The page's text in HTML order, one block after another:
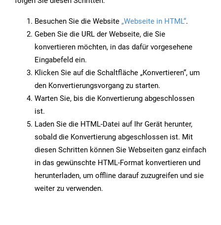
Besuchen Sie die Website „Webseite in HTML“.
Geben Sie die URL der Webseite, die Sie
konvertieren möchten, in das dafür vorgesehene
Eingabefeld ein.
Klicken Sie auf die Schaltfläche „Konvertieren“, um
den Konvertierungsvorgang zu starten.
Warten Sie, bis die Konvertierung abgeschlossen
ist.
Laden Sie die HTML-Datei auf Ihr Gerät herunter,
sobald die Konvertierung abgeschlossen ist. Mit
diesen Schritten können Sie Webseiten ganz einfach
in das gewünschte HTML-Format konvertieren und
herunterladen, um offline darauf zuzugreifen und sie
weiter zu verwenden.